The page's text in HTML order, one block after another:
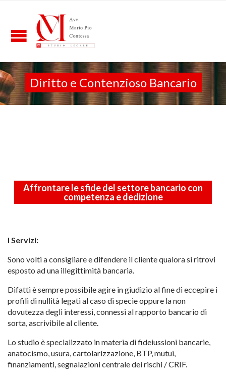
Diritto e Contenzioso Bancario
Affrontare le sfide del settore bancario con
competenza e dedizione
I Servizi:
Sono volti a consigliare e difendere il cliente qualora si ritrovi
esposto ad una illegittimità bancaria.
Difatti è sempre possibile agire in giudizio al fine di eccepire i
profili di nullità legati al caso di specie oppure la non
dovutezza degli interessi, connessi al rapporto bancario di
sorta, ascrivibile al cliente.
Lo studio è specializzato in materia di fideiussioni bancarie,
anatocismo, usura, cartolarizzazione, BTP, mutui,
finanziamenti, segnalazioni centrale dei rischi / CRIF.